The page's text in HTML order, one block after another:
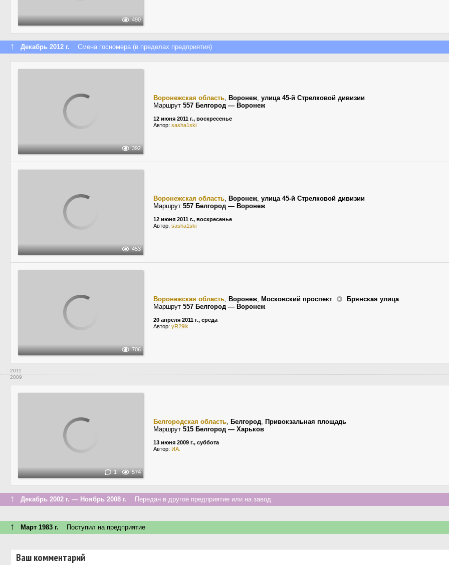
490
↑ Декабрь 2012 г. Смена госномера (в пределах предприятия)
392
Воронежская область, Воронеж, улица 45-й Стрелковой дивизии
Маршрут 557 Белгород — Воронеж
12 июня 2011 г., воскресенье
Автор: sasha1ski
453
Воронежская область, Воронеж, улица 45-й Стрелковой дивизии
Маршрут 557 Белгород — Воронеж
12 июня 2011 г., воскресенье
Автор: sasha1ski
706
Воронежская область, Воронеж, Московский проспект
Брянская улица
Маршрут 557 Белгород — Воронеж
20 апреля 2011 г., среда
Автор: yR29ik
2011
2009
1 574
Белгородская область, Белгород, Привокзальная площадь
Маршрут 515 Белгород — Харьков
13 июня 2009 г., суббота
Автор: ИА.
↑ Декабрь 2002 г. — Ноябрь 2008 г. Передан в другое предприятие или на завод
↑ Март 1983 г. Поступил на предприятие
Ваш комментарий